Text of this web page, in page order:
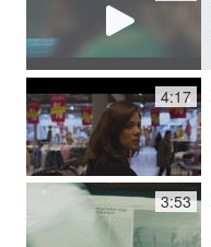
4:17
3:53